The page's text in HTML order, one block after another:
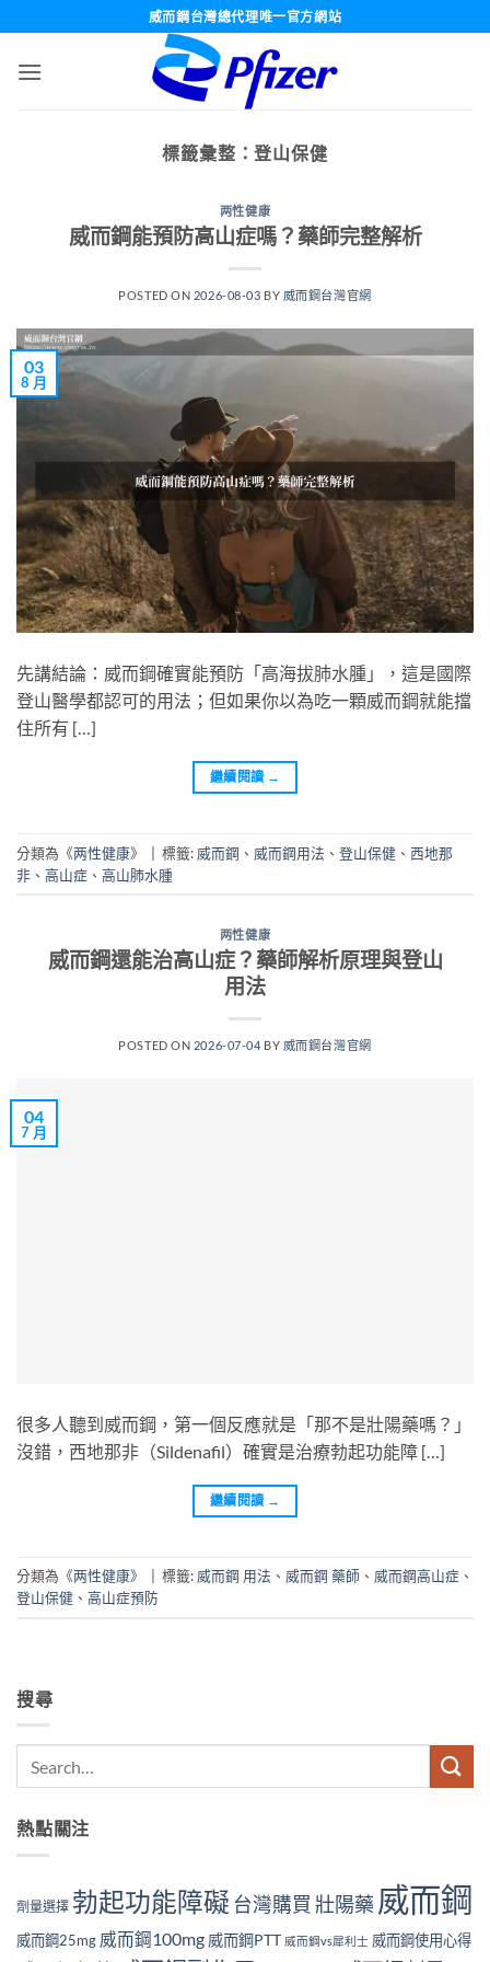
威而鋼台灣總代理唯一官方網站
標籤彙整：登山保健
两性健康
威而鋼能預防高山症嗎？藥師完整解析
POSTED ON 2026-08-03 BY 威而鋼台灣官網
03
8 月
先講結論：威而鋼確實能預防「高海拔肺水腫」，這是國際
登山醫學都認可的用法；但如果你以為吃一顆威而鋼就能擋
住所有 […]
繼續閱讀 →
分類為《两性健康》 標籤: 威而鋼 、 威而鋼用法 、 登山保健 、 西地那
非 、 高山症 、 高山肺水腫
两性健康
威而鋼還能治高山症？藥師解析原理與登山
用法
POSTED ON 2026-07-04 BY 威而鋼台灣官網
04
7 月
很多人聽到威而鋼，第一個反應就是「那不是壯陽藥嗎？」
沒錯，西地那非（Sildenafil）確實是治療勃起功能障 […]
繼續閱讀 →
分類為《两性健康》 標籤: 威而鋼 用法 、 威而鋼 藥師 、 威而鋼高山症 、
登山保健 、 高山症預防
搜尋
熱點關注
劑量選擇 勃起功能障礙 台灣購買 壯陽藥 威而鋼
威而鋼25mg 威而鋼100mg 威而鋼PTT 威而鋼vs犀利士 威而鋼使用心得